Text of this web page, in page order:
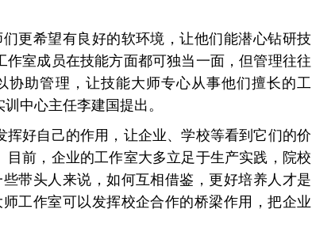
希望有良好的软环境，让他们能潜心钻研技
作室成员在技能方面都可独当一面，但管理往往
协助管理，让技能大师专心从事他们擅长的工
中心主任李建国提出。
好自己的作用，让企业、学校等看到它们的价
目前，企业的工作室大多立足于生产实践，院校
带头人来说，如何互相借鉴，更好培养人才是
工作室可以发挥校企合作的桥梁作用，把企业